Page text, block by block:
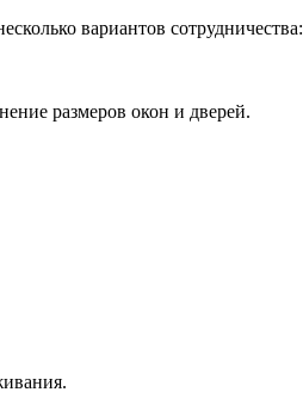
вариантов сотрудничества:
размеров окон и дверей.